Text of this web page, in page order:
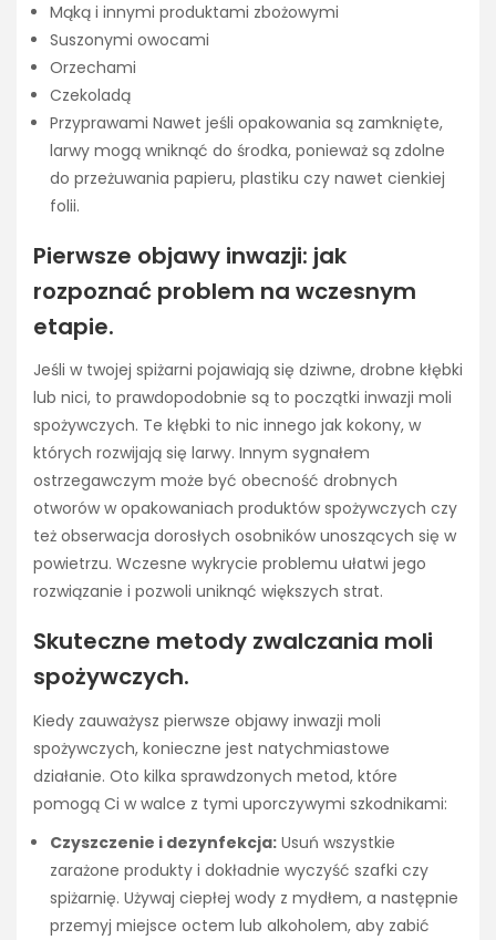
Mąką i innymi produktami zbożowymi
Suszonymi owocami
Orzechami
Czekoladą
Przyprawami Nawet jeśli opakowania są zamknięte,
larwy mogą wniknąć do środka, ponieważ są zdolne
do przeżuwania papieru, plastiku czy nawet cienkiej
folii.
Pierwsze objawy inwazji: jak
rozpoznać problem na wczesnym
etapie.
Jeśli w twojej spiżarni pojawiają się dziwne, drobne kłębki
lub nici, to prawdopodobnie są to początki inwazji moli
spożywczych. Te kłębki to nic innego jak kokony, w
których rozwijają się larwy. Innym sygnałem
ostrzegawczym może być obecność drobnych
otworów w opakowaniach produktów spożywczych czy
też obserwacja dorosłych osobników unoszących się w
powietrzu. Wczesne wykrycie problemu ułatwi jego
rozwiązanie i pozwoli uniknąć większych strat.
Skuteczne metody zwalczania moli
spożywczych.
Kiedy zauważysz pierwsze objawy inwazji moli
spożywczych, konieczne jest natychmiastowe
działanie. Oto kilka sprawdzonych metod, które
pomogą Ci w walce z tymi uporczywymi szkodnikami:
Czyszczenie i dezynfekcja: Usuń wszystkie
zarażone produkty i dokładnie wyczyść szafki czy
spiżarnię. Używaj ciepłej wody z mydłem, a następnie
przemyj miejsce octem lub alkoholem, aby zabić